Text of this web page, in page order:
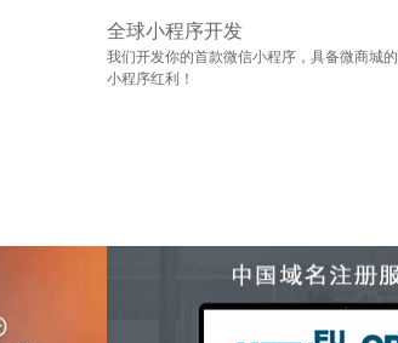
全球小程序开发
我们开发你的首款微信小程序，具备微商城
小程序红利！